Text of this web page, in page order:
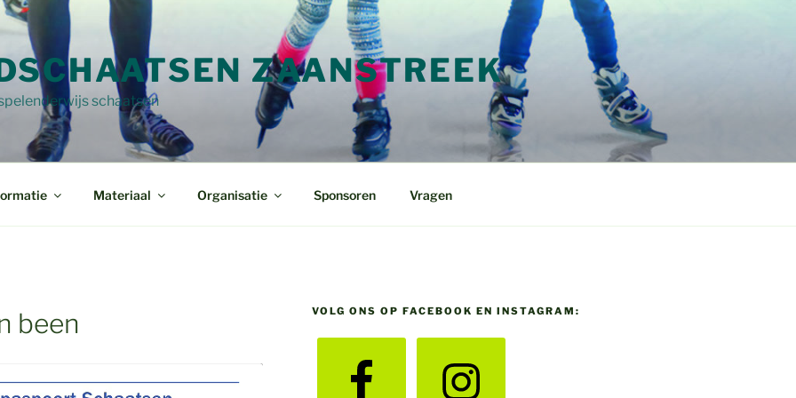
ZAANSTREEK
schaatsen
Materiaal Organisatie Sponsoren Vragen
been VOLG ONS OP FACEBOOK EN INSTAGRAM: